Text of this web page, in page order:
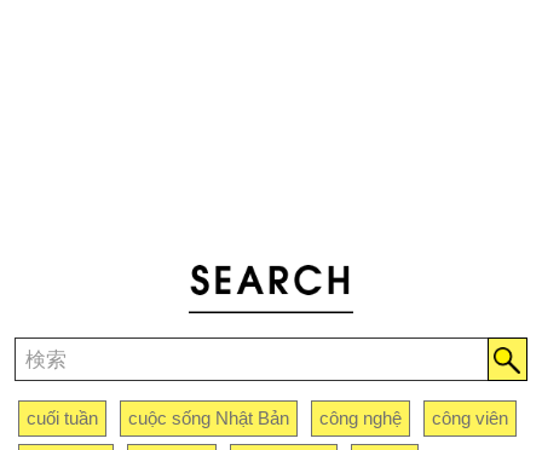
cuối tuần cuộc sống Nhật Bản công nghệ công viên